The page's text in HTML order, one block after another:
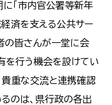
「市内官公署等新年
済を支える公共サー
の皆さんが一堂に会
を行う機会を設けてい
貴重な交流と連携確認
のは、県行政の各出